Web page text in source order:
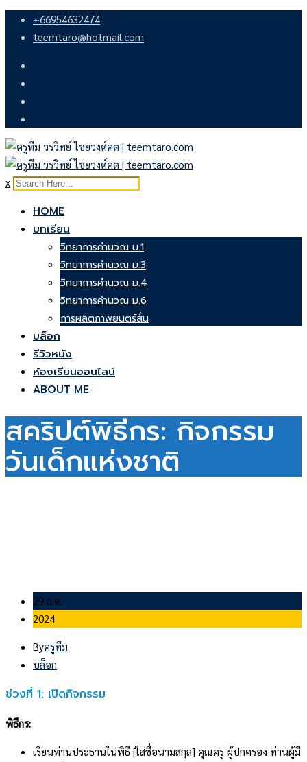
Skip
+66954632474
teemtaro@hotmail.com
x
HOME
บทเรียน
วิทยาการคำนวณ ม.1
วิทยาการคำนวณ ม.3
วิทยาการคำนวณ ม.4
วิทยาการคำนวณ ม.6
การผลิตภาพยนตร์สั้น
บล็อก
รีวิวหนัง
ห้องเรียนออนไลน์
ABOUT ME
สคริปต์พิธีกร: กิจกรรม
วันเด็กแห่งชาติ
29 ธ.ค.
2024
Byครูทีม
บล็อก
ช่วงที่ 1: เปิดกิจกรรม
พิธีกร:
เรียนท่านประธานในพิธี [ใส่ชื่อนามสกุล] คุณครู ผู้ปกครอง ท่านผู้มี